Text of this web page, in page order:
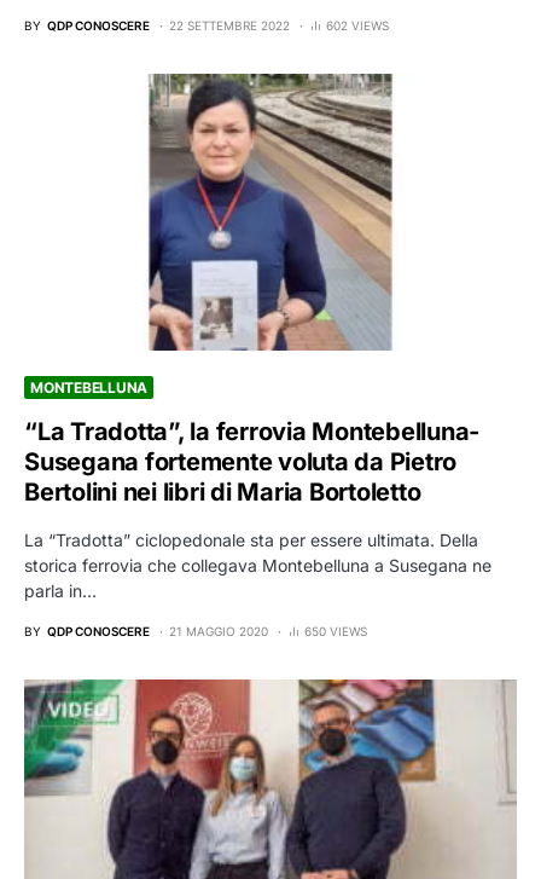
BY QDP CONOSCERE 22 SETTEMBRE 2022 602 VIEWS
MONTEBELLUNA
“La Tradotta”, la ferrovia Montebelluna-
Susegana fortemente voluta da Pietro
Bertolini nei libri di Maria Bortoletto
La “Tradotta” ciclopedonale sta per essere ultimata. Della
storica ferrovia che collegava Montebelluna a Susegana ne
parla in…
BY QDP CONOSCERE 21 MAGGIO 2020 650 VIEWS